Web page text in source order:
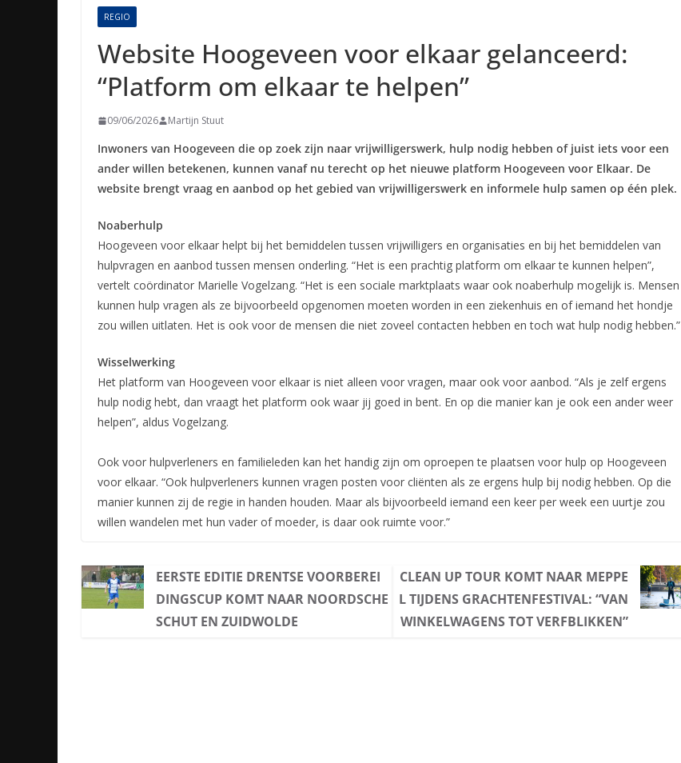
REGIO
Website Hoogeveen voor elkaar gelanceerd:
“Platform om elkaar te helpen”
09/06/2026 Martijn Stuut
Inwoners van Hoogeveen die op zoek zijn naar vrijwilligerswerk, hulp nodig hebben of juist iets voor een
ander willen betekenen, kunnen vanaf nu terecht op het nieuwe platform Hoogeveen voor Elkaar. De
website brengt vraag en aanbod op het gebied van vrijwilligerswerk en informele hulp samen op één plek.
Noaberhulp
Hoogeveen voor elkaar helpt bij het bemiddelen tussen vrijwilligers en organisaties en bij het bemiddelen van
hulpvragen en aanbod tussen mensen onderling. “Het is een prachtig platform om elkaar te kunnen helpen”,
vertelt coördinator Marielle Vogelzang. “Het is een sociale marktplaats waar ook noaberhulp mogelijk is. Mensen
kunnen hulp vragen als ze bijvoorbeeld opgenomen moeten worden in een ziekenhuis en of iemand het hondje
zou willen uitlaten. Het is ook voor de mensen die niet zoveel contacten hebben en toch wat hulp nodig hebben.”
Wisselwerking
Het platform van Hoogeveen voor elkaar is niet alleen voor vragen, maar ook voor aanbod. “Als je zelf ergens
hulp nodig hebt, dan vraagt het platform ook waar jij goed in bent. En op die manier kan je ook een ander weer
helpen”, aldus Vogelzang.
Ook voor hulpverleners en familieleden kan het handig zijn om oproepen te plaatsen voor hulp op Hoogeveen
voor elkaar. “Ook hulpverleners kunnen vragen posten voor cliënten als ze ergens hulp bij nodig hebben. Op die
manier kunnen zij de regie in handen houden. Maar als bijvoorbeeld iemand een keer per week een uurtje zou
willen wandelen met hun vader of moeder, is daar ook ruimte voor.”
EERSTE EDITIE DRENTSE VOORBEREI
DINGSCUP KOMT NAAR NOORDSCHE
SCHUT EN ZUIDWOLDE
CLEAN UP TOUR KOMT NAAR MEPPE
L TIJDENS GRACHTENFESTIVAL: “VAN
WINKELWAGENS TOT VERFBLIKKEN”